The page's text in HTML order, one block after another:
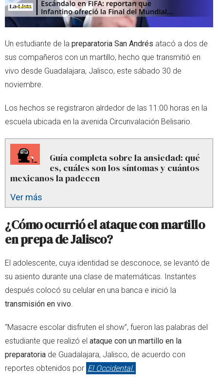
Un estudiante de la preparatoria San Andrés atacó a dos de
sus compañeros con un martillo, hecho que transmitió en
vivo desde Guadalajara, Jalisco, este sábado 30 de
noviembre.
Los hechos se registraron alrdedor de las 11:00 horas en la
escuela ubicada en la avenida Circunvalación Belisario.
Guía completa sobre la ansiedad: qué
es, cuáles son los síntomas y cuántos
mexicanos la padecen
Ver más
¿Cómo ocurrió el ataque con martillo
en prepa de Jalisco?
El adolescente, cuya identidad se desconoce, se levantó de
su asiento durante una clase de matemáticas. Instantes
después colocó su celular en una banca e inició la
transmisión en vivo
“Masacre escolar disfruten el show”, fueron las palabras del
estudiante que realizó el ataque con un martillo en la
preparatoria de Guadalajara, Jalisco, de acuerdo con
reportes obtenidos por El Occidental.